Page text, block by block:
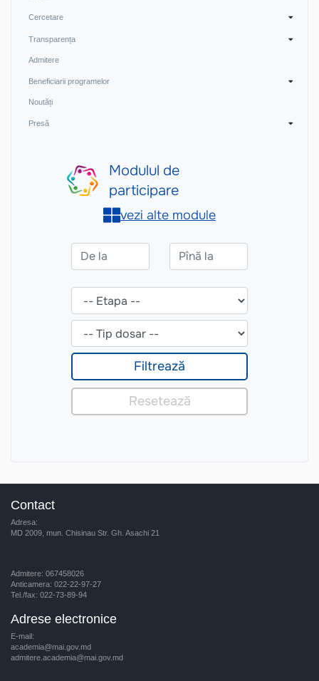
Cercetare
Transparența
Admitere
Beneficiarii programelor
Noutăți
Presă
Contact
Adresa:
MD 2009, mun. Chisinau Str. Gh. Asachi 21
Admitere: 067458026
Anticamera: 022-22-97-27
Tel./fax: 022-73-89-94
Adrese electronice
E-mail:
academia@mai.gov.md
admitere.academia@mai.gov.md